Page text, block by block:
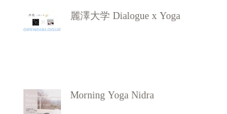
麗澤大学 Dialogue x Yoga
Morning Yoga Nidra